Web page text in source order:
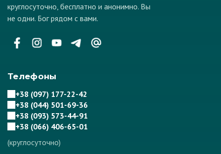
круглосуточно, бесплатно и анонимно. Вы
не одни. Бог рядом с вами.
Телефоны
+38 (097) 177-22-42
+38 (044) 501-69-36
+38 (093) 573-44-91
+38 (066) 406-65-01
(круглосуточно)